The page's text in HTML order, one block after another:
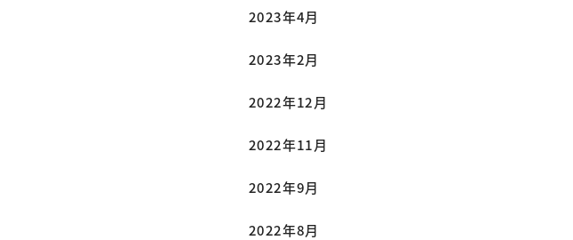
2023年4月
2023年2月
2022年12月
2022年11月
2022年9月
2022年8月